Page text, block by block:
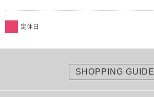
定休日
SHOPPING GUIDE